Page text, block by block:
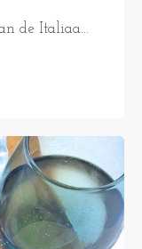
de Italiaa...